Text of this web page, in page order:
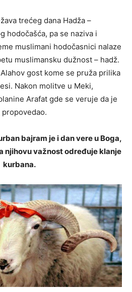
trećeg dana Hadža –
hodočašća, pa se naziva i
muslimani hodočasnici nalaze
muslimansku dužnost – hadž.
gost kome se pruža prilika
Nakon molitve u Meki,
Arafat gde se veruje da je
bajram je i dan vere u Boga,
njihovu važnost određuje klanje
kurbana.